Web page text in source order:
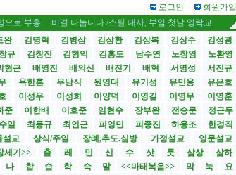
로그인 회원가입
흥… 비결 나눕니다 /스틸 대사, 부임 첫날 영락교회 방문
완 김명혁 김병삼 김삼환 김상복 김상수
김성광
규 김창진 김형익 김홍도 남수연 노창영
노환영
형근 배영진 배의신 배진기 배혁 서명성
서진규
옥한흠 우남식 원영대 유기성 유민용
유은호
이성우 이성희 이양덕 이영길 이영무
이영훈
준 이한배 이호준 임현수 장부완 전승문
정근두
일 최동규 최인근 피영민 피종진 하용조
한경직
설교 상식/주일 장례,추도.심방 가정설교
영문설교
세기>> 출 레 민 신 수 삿 룻 삼상
삼하
나 합 습 학 슥 말 <<마태복음>> 막 눅
요